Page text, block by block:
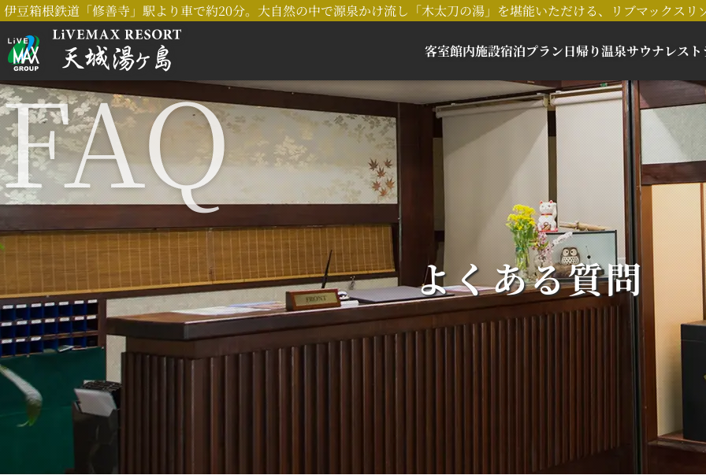
伊豆箱根鉄道「修善寺」駅より車で約20分。大自然の中で源泉かけ流し「木太刀の湯」を堪能いただける、リブマックスリ
客室館内施設宿泊プラン日帰り温泉サウナレスト
よくある質問